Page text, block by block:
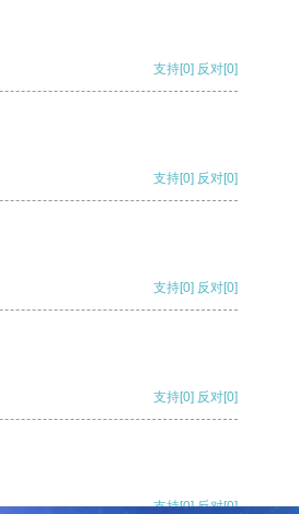
支持[0] 反对[0]
支持[0] 反对[0]
支持[0] 反对[0]
支持[0] 反对[0]
支持[0] 反对[0]